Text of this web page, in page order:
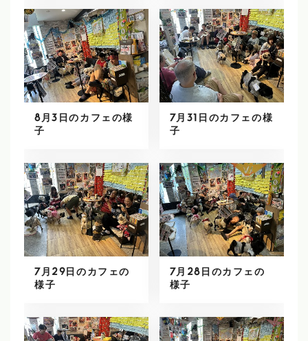
8月3日のカフェの様
子
7月31日のカフェの様
子
7月29日のカフェの
様子
7月28日のカフェの
様子